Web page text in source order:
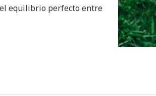
el equilibrio perfecto entre